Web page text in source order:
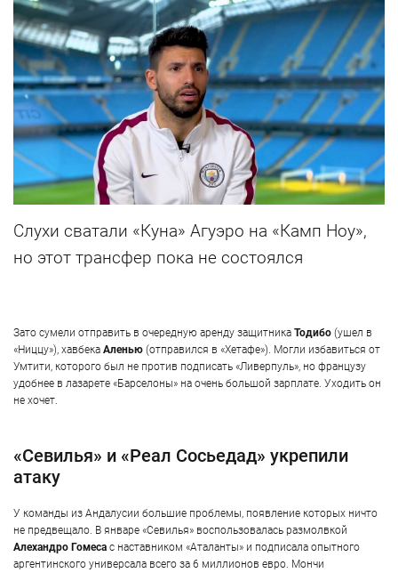
Слухи сватали «Куна» Агуэро на «Камп Ноу»,
но этот трансфер пока не состоялся
Зато сумели отправить в очередную аренду защитника Тодибо (ушел в
«Ниццу»), хавбека Аленью (отправился в «Хетафе»). Могли избавиться от
Умтити, которого был не против подписать «Ливерпуль», но французу
удобнее в лазарете «Барселоны» на очень большой зарплате. Уходить он
не хочет.
«Севилья» и «Реал Сосьедад» укрепили
атаку
У команды из Андалусии большие проблемы, появление которых ничто
не предвещало. В январе «Севилья» воспользовалась размолвкой
Алехандро Гомеса с наставником «Аталанты» и подписала опытного
аргентинского универсала всего за 6 миллионов евро. Мончи